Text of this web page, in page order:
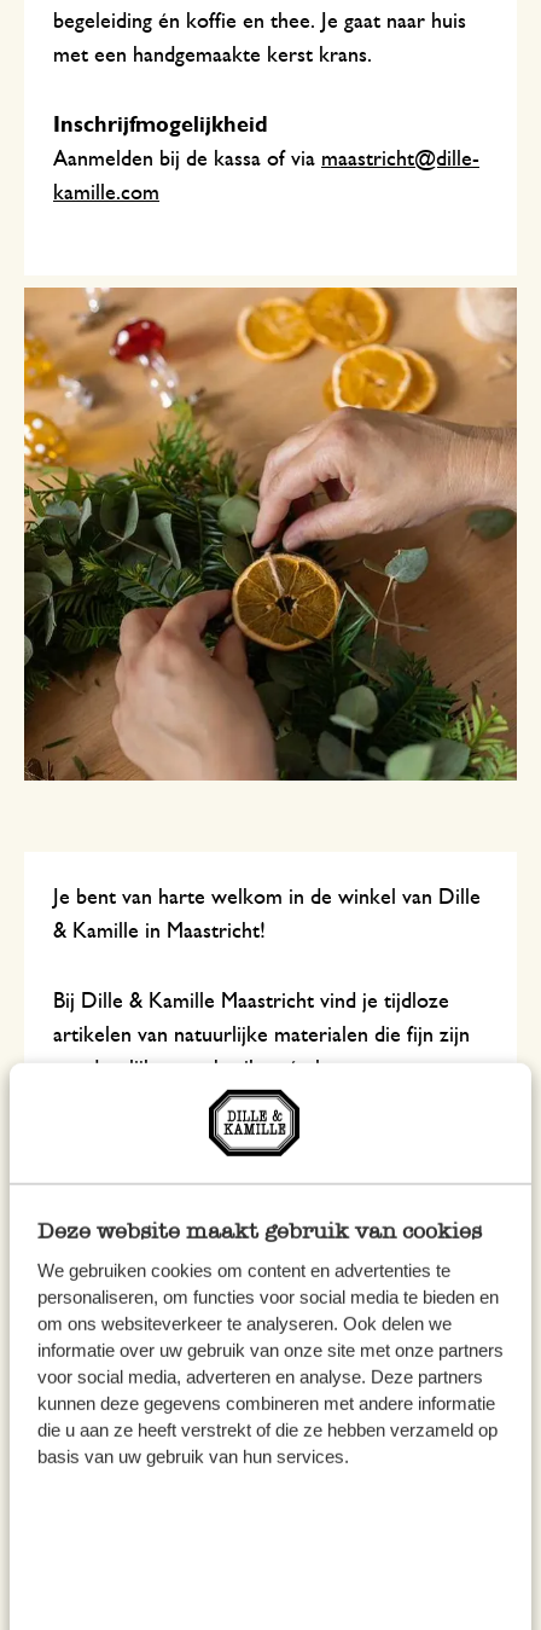
Deze website maakt gebruik van cookies
We gebruiken cookies om content en advertenties te
personaliseren, om functies voor social media te bieden en
om ons websiteverkeer te analyseren. Ook delen we
informatie over uw gebruik van onze site met onze partners
voor social media, adverteren en analyse. Deze partners
kunnen deze gegevens combineren met andere informatie
die u aan ze heeft verstrekt of die ze hebben verzameld op
basis van uw gebruik van hun services.
begeleiding én koffie en thee. Je gaat naar huis
met een handgemaakte kerst krans.
Inschrijfmogelijkheid
Aanmelden bij de kassa of via maastricht@dille-
kamille.com
Je bent van harte welkom in de winkel van Dille
& Kamille in Maastricht!
Bij Dille & Kamille Maastricht vind je tijdloze
artikelen van natuurlijke materialen die fijn zijn
om dagelijks te gebruiken én lang meegaan.
Kom bij ons langs om eenbijzonder cadeau
mooi tafelkleed
tappen!
Bij Dille & Kamille Maastricht vind je volop
keuze in:
Tafelkleden
Kaarsen